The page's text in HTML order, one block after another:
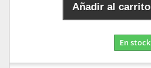
Añadir al carrito
En stock